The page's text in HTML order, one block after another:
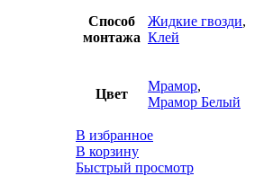
Способ
монтажа
Жидкие гвозди,
Клей
Цвет
Мрамор,
Мрамор Белый
В избранное
В корзину
Быстрый просмотр